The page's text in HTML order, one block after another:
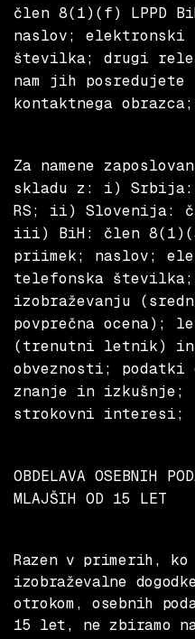
člen 8(1)(f) LPPD
naslov; elektronski
številka; drugi
nam jih posredujete
kontaktnega obrazca;
Za namene
skladu z: i) Srbija:
RS; ii) Slovenija:
iii) BiH: člen
priimek; naslov;
telefonska
izobraževanju
povprečna ocena);
(trenutni letnik)
obveznosti;
znanje in izkušnje;
strokovni interesi;
OBDELAVA OSEBNIH
MLAJŠIH OD 15 LET
Razen v primerih,
izobraževalne
otrokom, osebnih
15 let, ne zbiramo